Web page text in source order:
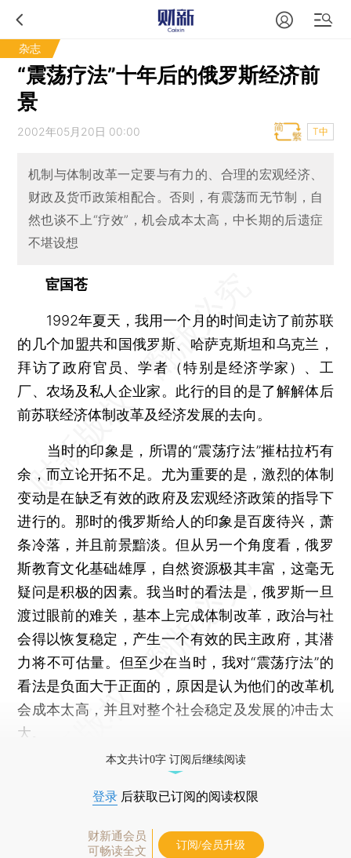
杂志
“震荡疗法”十年后的俄罗斯经济前
景
2002年05月20日 00:00 T中
机制与体制改革一定要与有力的、合理的宏观经济、
财政及货币政策相配合。否则，有震荡而无节制，自
然也谈不上“疗效”，机会成本太高，中长期的后遗症
不堪设想
宦国苍
1992年夏天，我用一个月的时间走访了前苏联
的几个加盟共和国俄罗斯、哈萨克斯坦和乌克兰，
拜访了政府官员、学者（特别是经济学家）、工
厂、农场及私人企业家。此行的目的是了解解体后
前苏联经济体制改革及经济发展的去向。
当时的印象是，所谓的“震荡疗法”摧枯拉朽有
余，而立论开拓不足。尤为重要的是，激烈的体制
变动是在缺乏有效的政府及宏观经济政策的指导下
进行的。那时的俄罗斯给人的印象是百废待兴，萧
条冷落，并且前景黯淡。但从另一个角度看，俄罗
斯教育文化基础雄厚，自然资源极其丰富，这毫无
疑问是积极的因素。我当时的看法是，俄罗斯一旦
渡过眼前的难关，基本上完成体制改革，政治与社
会得以恢复稳定，产生一个有效的民主政府，其潜
力将不可估量。但至少在当时，我对“震荡疗法”的
看法是负面大于正面的，原因是认为他们的改革机
会成本太高，并且对整个社会稳定及发展的冲击太
大。
本文共计0字 订阅后继续阅读
登录 后获取已订阅的阅读权限
财新通会员
可畅读全文
订阅/会员升级